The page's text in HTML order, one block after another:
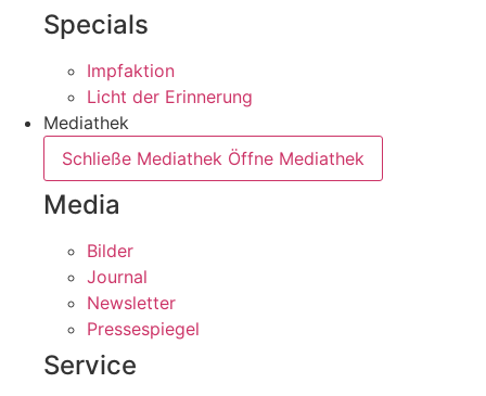
Specials
Impfaktion
Licht der Erinnerung
Mediathek
Schließe Mediathek Öffne Mediathek
Media
Bilder
Journal
Newsletter
Pressespiegel
Service